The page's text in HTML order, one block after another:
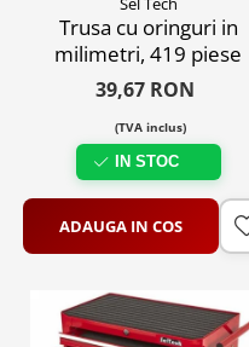
Trusa cu oringuri in
milimetri, 419 piese
39,67 RON
(TVA inclus)
IN STOC
ADAUGA IN COS